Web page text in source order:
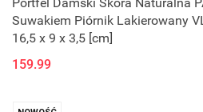
Suwakiem Piórnik Lakierowany
16,5 x 9 x 3,5 [cm]
159.99